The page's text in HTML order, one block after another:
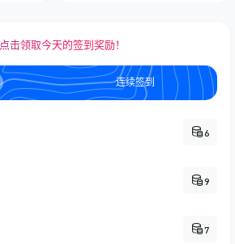
点击领取今天的签到奖励！
连续签到
6
9
7